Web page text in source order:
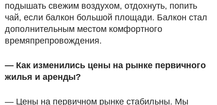
подышать свежим воздухом, отдохнуть, попить
чай, если балкон большой площади. Балкон стал
дополнительным местом комфортного
времяпрепровождения.
— Как изменились цены на рынке первичного
жилья и аренды?
— Цены на первичном рынке стабильны. Мы